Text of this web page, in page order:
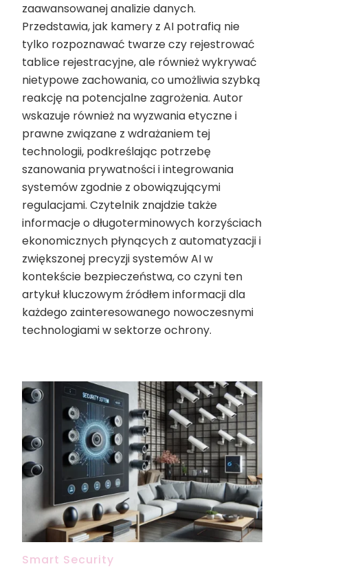
zaawansowanej analizie danych.
Przedstawia, jak kamery z AI potrafią nie
tylko rozpoznawać twarze czy rejestrować
tablice rejestracyjne, ale również wykrywać
nietypowe zachowania, co umożliwia szybką
reakcję na potencjalne zagrożenia. Autor
wskazuje również na wyzwania etyczne i
prawne związane z wdrażaniem tej
technologii, podkreślając potrzebę
szanowania prywatności i integrowania
systemów zgodnie z obowiązującymi
regulacjami. Czytelnik znajdzie także
informacje o długoterminowych korzyściach
ekonomicznych płynących z automatyzacji i
zwiększonej precyzji systemów AI w
kontekście bezpieczeństwa, co czyni ten
artykuł kluczowym źródłem informacji dla
każdego zainteresowanego nowoczesnymi
technologiami w sektorze ochrony.
Smart Security